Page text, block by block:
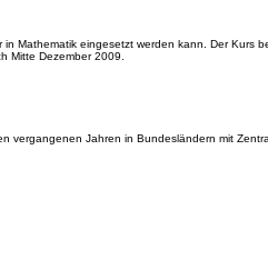
Mathematik eingesetzt werden kann. Der
Mitte Dezember 2009.
vergangenen Jahren in Bundesländern mit